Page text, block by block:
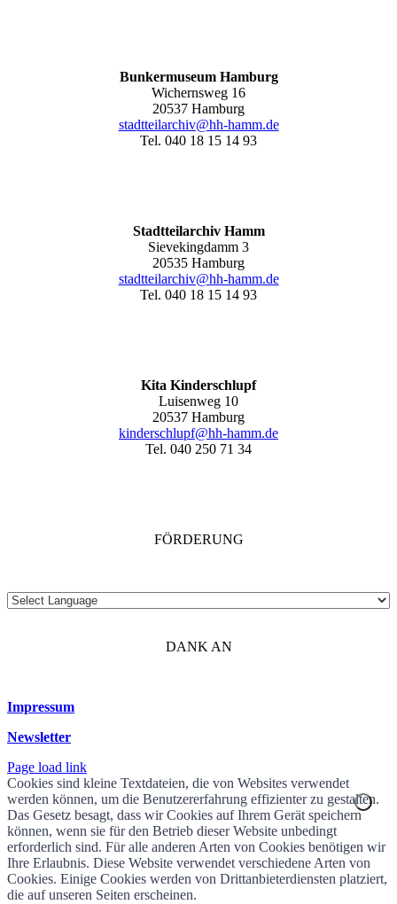
Bunkermuseum Hamburg
Wichernsweg 16
20537 Hamburg
stadtteilarchiv@hh-hamm.de
Tel. 040 18 15 14 93
Stadtteilarchiv Hamm
Sievekingdamm 3
20535 Hamburg
stadtteilarchiv@hh-hamm.de
Tel. 040 18 15 14 93
Kita Kinderschlupf
Luisenweg 10
20537 Hamburg
kinderschlupf@hh-hamm.de
Tel. 040 250 71 34
FÖRDERUNG
DANK AN
Impressum
Newsletter
Page load link
Cookies sind kleine Textdateien, die von Websites verwendet
werden können, um die Benutzererfahrung effizienter zu gestalten.
Das Gesetz besagt, dass wir Cookies auf Ihrem Gerät speichern
können, wenn sie für den Betrieb dieser Website unbedingt
erforderlich sind. Für alle anderen Arten von Cookies benötigen wir
Ihre Erlaubnis. Diese Website verwendet verschiedene Arten von
Cookies. Einige Cookies werden von Drittanbieterdiensten platziert,
die auf unseren Seiten erscheinen.